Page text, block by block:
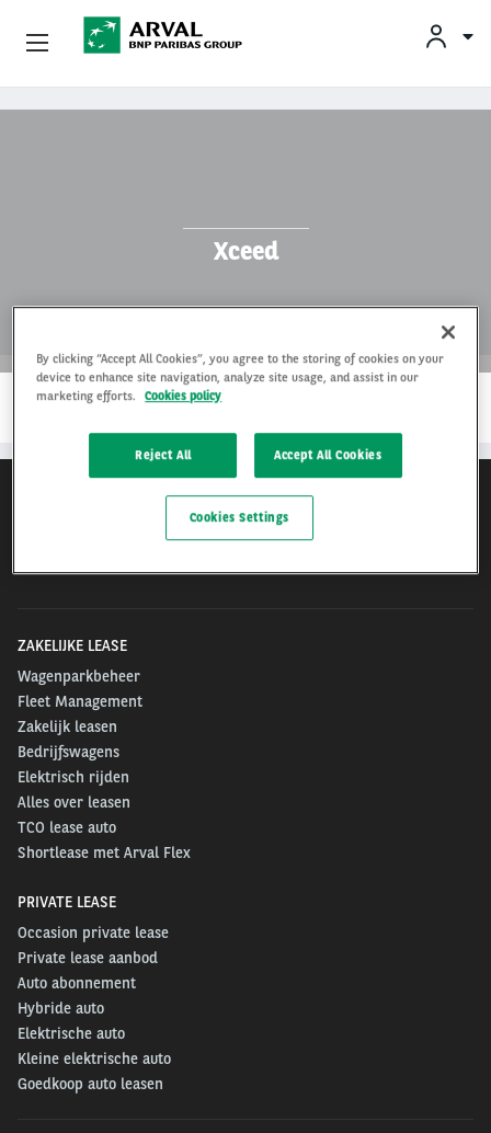
Xceed
…
ZAKELIJKE LEASE
Wagenparkbeheer
Fleet Management
Zakelijk leasen
Bedrijfswagens
Elektrisch rijden
Alles over leasen
TCO lease auto
Shortlease met Arval Flex
PRIVATE LEASE
Occasion private lease
Private lease aanbod
Auto abonnement
Hybride auto
Elektrische auto
Kleine elektrische auto
Goedkoop auto leasen
Zakelijk Leasen
Over Arval
By clicking “Accept All Cookies”, you agree to the storing of cookies on your
device to enhance site navigation, analyze site usage, and assist in our
marketing efforts.
Cookies policy
Reject All Accept All Cookies
Cookies Settings